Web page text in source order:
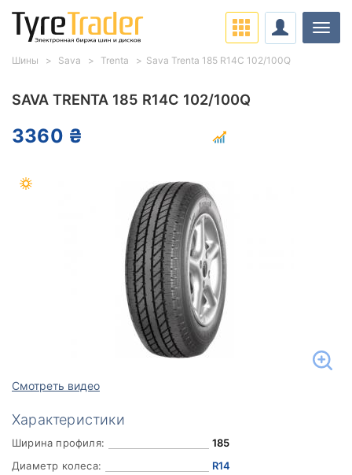
SAVA TRENTA 185 R14C 102/100Q
3360 ₴
Смотреть видео
Характеристики
Ширина профиля:
185
Диаметр колеса:
R14
Шины Sava Trenta Sava Trenta 185 R14C 102/100Q